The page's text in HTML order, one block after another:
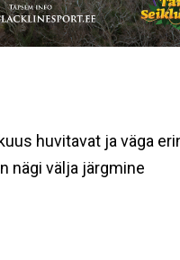
huvitavat ja väga
nägi välja järgmine